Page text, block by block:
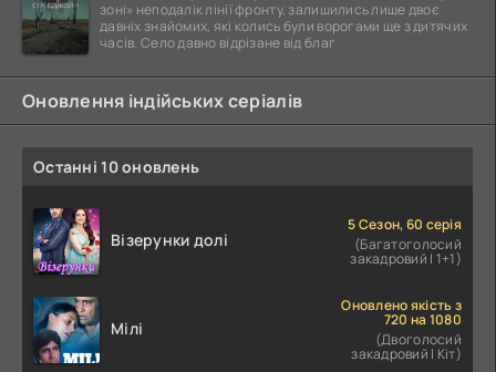
зоні» неподалік лінії фронту, залишились лише двоє
давніх знайомих, які колись були ворогами ще з дитячих
часів. Село давно відрізане від благ
Оновлення індійських серіалів
Останні 10 оновлень
Візерунки долі
5 Сезон, 60 серія
(Багатоголосий
закадровий | 1+1)
Мілі
Оновлено якість з
720 на 1080
(Двоголосий
закадровий | Кіт)